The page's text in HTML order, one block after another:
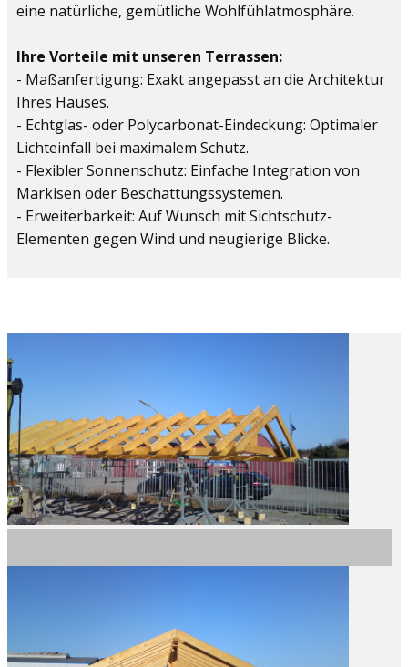
eine natürliche, gemütliche Wohlfühlatmosphäre.
Ihre Vorteile mit unseren Terrassen:
- Maßanfertigung: Exakt angepasst an die Architektur
Ihres Hauses.
- Echtglas- oder Polycarbonat-Eindeckung: Optimaler
Lichteinfall bei maximalem Schutz.
- Flexibler Sonnenschutz: Einfache Integration von
Markisen oder Beschattungssystemen.
- Erweiterbarkeit: Auf Wunsch mit Sichtschutz-
Elementen gegen Wind und neugierige Blicke.